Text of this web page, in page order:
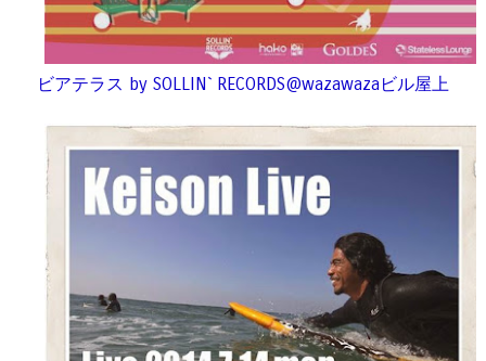
ビアテラス by SOLLIN` RECORDS@wazawazaビル屋上